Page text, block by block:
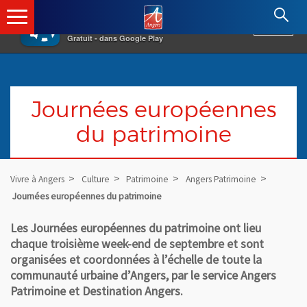
×
Gratuit - dans Google Play
Angers.fr : Retour à l'accueil
Journées européennes
du patrimoine
Vivre à Angers Culture Patrimoine
Angers Patrimoine
Journées européennes du patrimoine
Les Journées européennes du patrimoine ont lieu
chaque troisième week-end de septembre et sont
organisées et coordonnées à l’échelle de toute la
communauté urbaine d’Angers, par le service Angers
Patrimoine et Destination Angers.